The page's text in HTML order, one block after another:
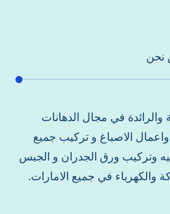
نحن
في مجال الدهانات
الاصباغ و تركيب جميع
وتركيب ورق الجدران و الجبس
والكهرباء في جميع الامارات.